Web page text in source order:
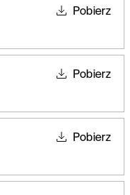
Pobierz
Pobierz
Pobierz